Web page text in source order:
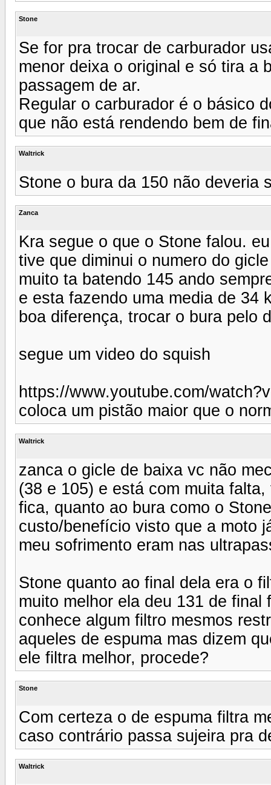
Stone
Se for pra trocar de carburador
menor deixa o original e só tira a
passagem de ar.
Regular o carburador é o básico
que não está rendendo bem de
Waltrick
Stone o bura da 150 não deveria
Zanca
Kra segue o que o Stone falou.
tive que diminui o numero do
muito ta batendo 145 ando
e esta fazendo uma media de 34
boa diferença, trocar o bura pelo
segue um video do squish
https://www.youtube.com/
coloca um pistão maior que o
Waltrick
zanca o gicle de baixa vc não
(38 e 105) e está com muita
fica, quanto ao bura como o
custo/benefício visto que a moto
meu sofrimento eram nas
Stone quanto ao final dela era o
muito melhor ela deu 131 de
conhece algum filtro mesmos
aqueles de espuma mas dizem
ele filtra melhor, procede?
Stone
Com certeza o de espuma filtra
caso contrário passa sujeira pra
Waltrick